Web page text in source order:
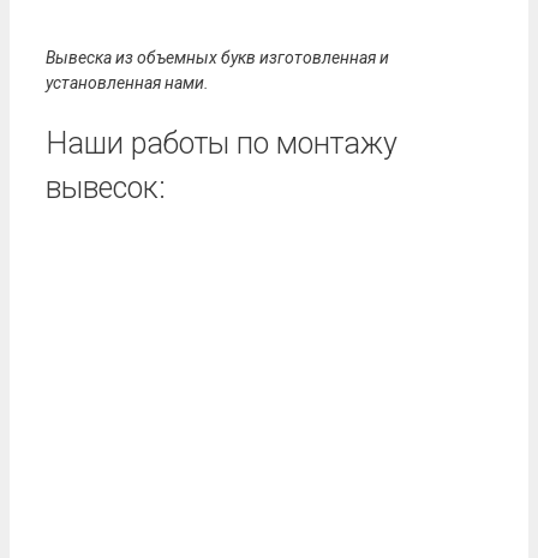
Вывеска из объемных букв изготовленная и
установленная нами.
Наши работы по монтажу
вывесок: